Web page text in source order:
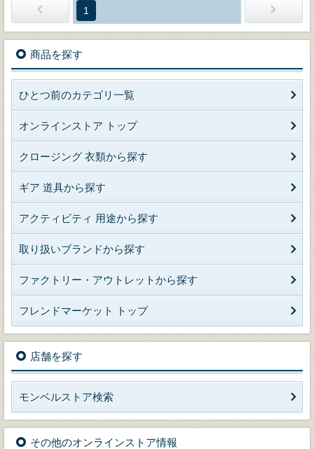
1
商品を探す
ひとつ前のカテゴリ一覧
オンラインストア トップ
クロージング 衣類から探す
ギア 道具から探す
アクティビティ 用途から探す
取り扱いブランドから探す
ファクトリー・アウトレットから探す
フレンドマーケット トップ
店舗を探す
モンベルストア検索
その他のオンラインストア情報